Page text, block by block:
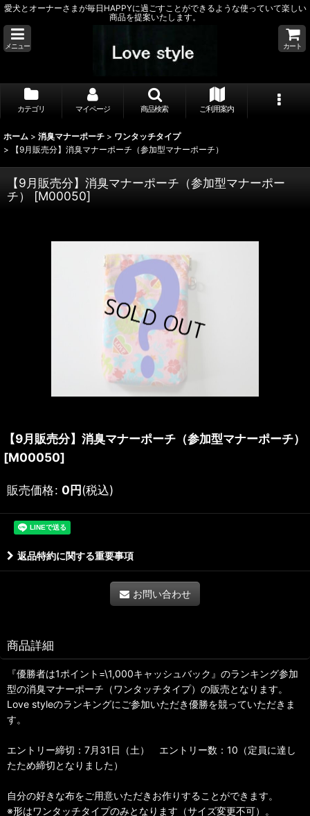
愛犬とオーナーさまが毎日HAPPYに過ごすことができるような使っていて楽しい
商品を提案いたします。
メニュー カート
カテゴリ マイページ 商品検索 ご利用案内
ホーム > 消臭マナーポーチ > ワンタッチタイプ
>
【9月販売分】消臭マナーポーチ（参加型マナーポーチ）
【9月販売分】消臭マナーポーチ（参加型マナーポー
チ）
[M00050]
【9月販売分】消臭マナーポーチ（参加型マナーポーチ）
[M00050]
販売価格: 0円(税込)
返品特約に関する重要事項
お問い合わせ
商品詳細
『優勝者は1ポイント=\1,000キャッシュバック』のランキング参加
型の消臭マナーポーチ（ワンタッチタイプ）の販売となります。
Love styleのランキングにご参加いただき優勝を競っていただきま
す。
エントリー締切：7月31日（土） エントリー数：10（定員に達し
たため締切となりました）
自分の好きな布をご用意いただきお作りすることができます。
※形はワンタッチタイプのみとなります（サイズ変更不可）。